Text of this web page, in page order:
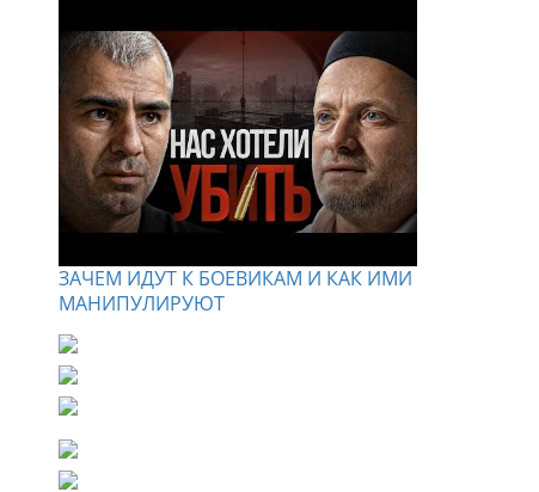
ЗАЧЕМ ИДУТ К БОЕВИКАМ И КАК ИМИ
МАНИПУЛИРУЮТ